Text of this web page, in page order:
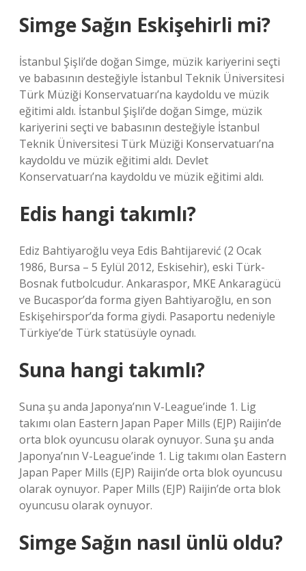
Simge Sağın Eskişehirli mi?
İstanbul Şişli’de doğan Simge, müzik kariyerini seçti
ve babasının desteğiyle İstanbul Teknik Üniversitesi
Türk Müziği Konservatuarı’na kaydoldu ve müzik
eğitimi aldı. İstanbul Şişli’de doğan Simge, müzik
kariyerini seçti ve babasının desteğiyle İstanbul
Teknik Üniversitesi Türk Müziği Konservatuarı’na
kaydoldu ve müzik eğitimi aldı. Devlet
Konservatuarı’na kaydoldu ve müzik eğitimi aldı.
Edis hangi takımlı?
Ediz Bahtiyaroğlu veya Edis Bahtijarević (2 Ocak
1986, Bursa – 5 Eylül 2012, Eskisehir), eski Türk-
Bosnak futbolcudur. Ankaraspor, MKE Ankaragücü
ve Bucaspor’da forma giyen Bahtiyaroğlu, en son
Eskişehirspor’da forma giydi. Pasaportu nedeniyle
Türkiye’de Türk statüsüyle oynadı.
Suna hangi takımlı?
Suna şu anda Japonya’nın V-League’inde 1. Lig
takımı olan Eastern Japan Paper Mills (EJP) Raijin’de
orta blok oyuncusu olarak oynuyor. Suna şu anda
Japonya’nın V-League’inde 1. Lig takımı olan Eastern
Japan Paper Mills (EJP) Raijin’de orta blok oyuncusu
olarak oynuyor. Paper Mills (EJP) Raijin’de orta blok
oyuncusu olarak oynuyor.
Simge Sağın nasıl ünlü oldu?